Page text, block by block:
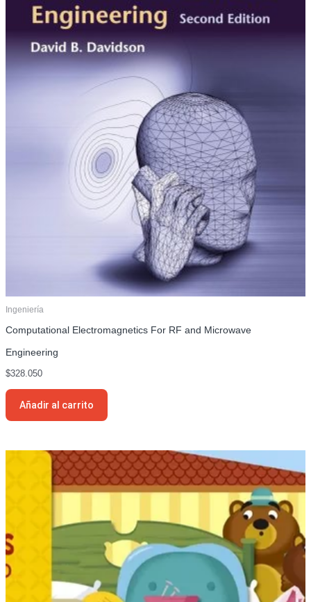
Ingeniería
Computational Electromagnetics For RF and Microwave
Engineering
$328.050
Añadir al carrito